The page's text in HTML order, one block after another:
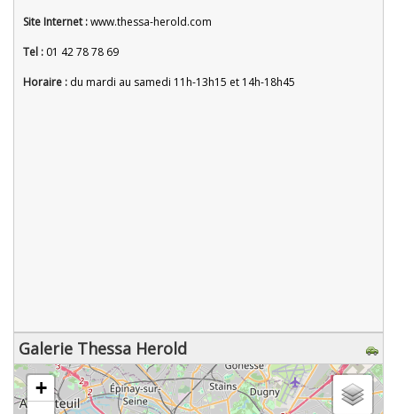
Site Internet :www.thessa-herold.com
Tel : 01 42 78 78 69
Horaire : du mardi au samedi 11h-13h15 et 14h-18h45
Galerie Thessa Herold
chargement de la carte - veuillez patienter...
+